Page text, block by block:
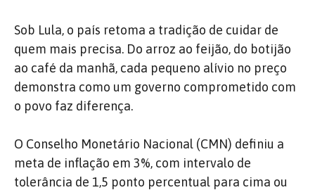
Sob Lula, o país retoma a tradição de cuidar de
quem mais precisa. Do arroz ao feijão, do botijão
ao café da manhã, cada pequeno alívio no preço
demonstra como um governo comprometido com
o povo faz diferença.
O Conselho Monetário Nacional (CMN) definiu a
meta de inflação em 3%, com intervalo de
tolerância de 1,5 ponto percentual para cima ou